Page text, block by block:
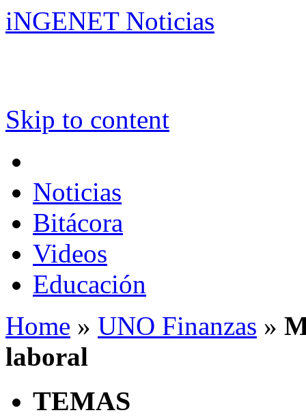
iNGENET Noticias
Skip to content
Noticias
Bitácora
Videos
Educación
Home » UNO Finanzas »
laboral
TEMAS